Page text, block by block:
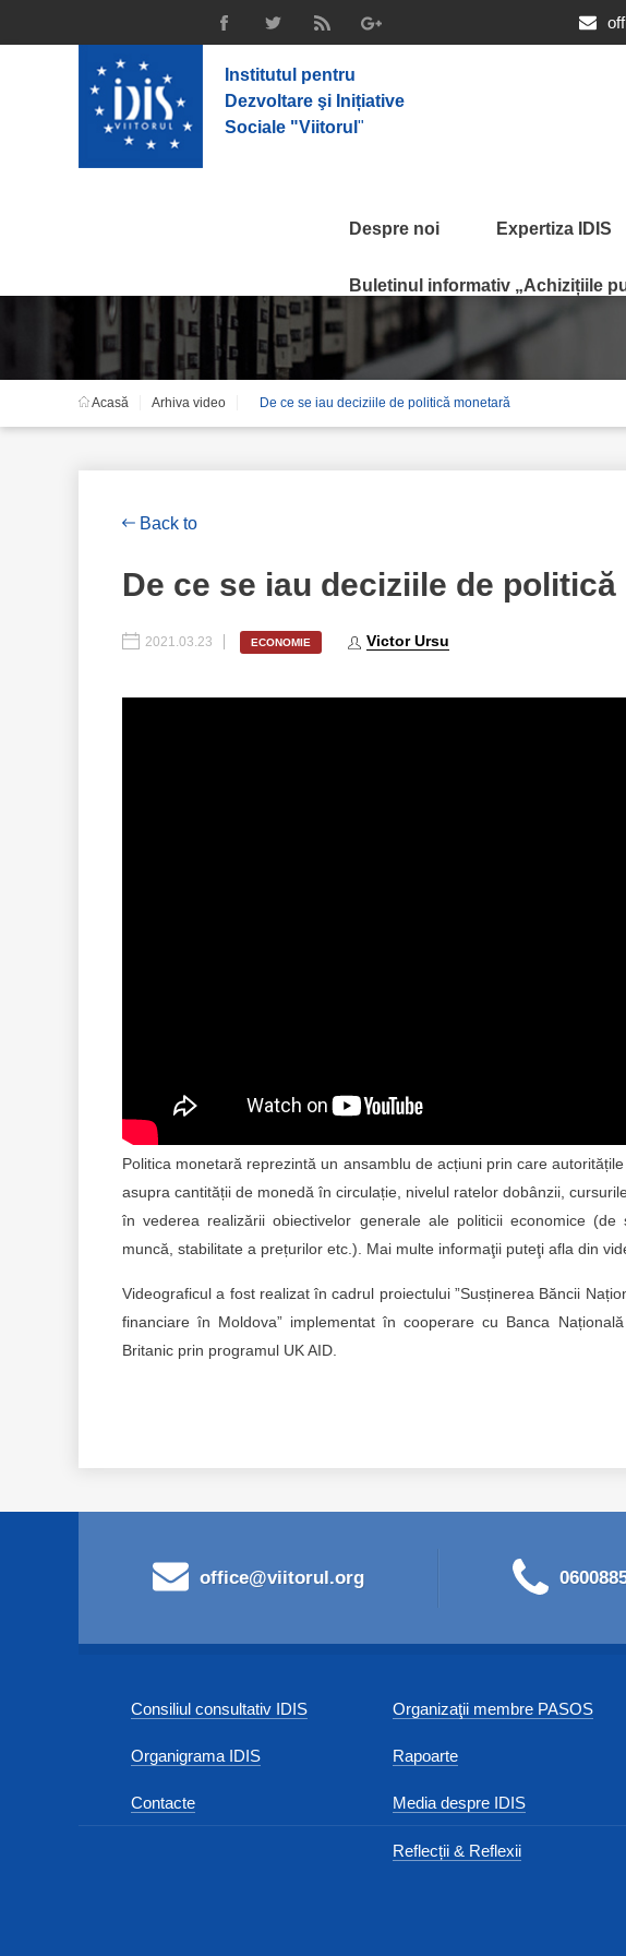
Institutul pentru
Dezvoltare şi Inițiative
Sociale "Viitorul "
Despre noi Expertiza IDIS
Buletinul informativ „Achizițiile
Acasă Arhiva video De ce se iau deciziile de politică monetară
Back to
De ce se iau deciziile de
2021.03.23 ECONOMIE Victor Ursu
Politica monetară reprezintă un ansamblu de acțiuni prin care
asupra cantității de monedă în circulație, nivelul ratelor dobânzii,
în vederea realizării obiectivelor generale ale politicii economice
muncă, stabilitate a prețurilor etc.). Mai multe informaţii puteţi afla din
Videograficul a fost realizat în cadrul proiectului ”Susținerea Băncii
financiare în Moldova” implementat în cooperare cu Banca
Britanic prin programul UK AID.
office@viitorul.org
Consiliul consultativ IDIS
Organigrama IDIS
Contacte
Organizaţii membre PASOS
Rapoarte
Media despre IDIS
Reflecții & Reflexii